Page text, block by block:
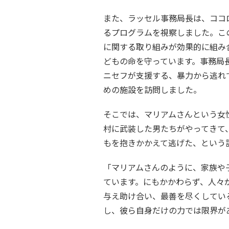
また、ラッセル事務局長は、コ
るプログラムを視察しました。
に関する取り組みが効果的に組
どもの命を守っています。事務
ニセフが支援する、暴力から逃
めの施設を訪問しました。
そこでは、マリアムさんという
村に武装した男たちがやってき
もを抱きかかえて逃げた、とい
「マリアムさんのように、家族
ています。にもかかわらず、人
与え助け合い、最善を尽くして
し、彼ら自身だけの力では限界